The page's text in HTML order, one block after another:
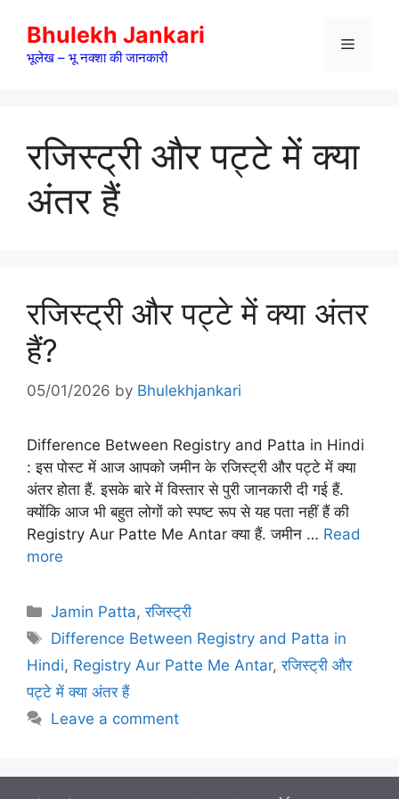
content
Bhulekh Jankari
भूलेख – भू नक्शा की जानकारी
Menu
रजिस्ट्री और पट्टे में क्या
अंतर हैं
रजिस्ट्री और पट्टे में क्या अंतर
हैं?
05/01/2026 by Bhulekhjankari
Difference Between Registry and Patta in Hindi
: इस पोस्ट में आज आपको जमीन के रजिस्ट्री और पट्टे में क्या
अंतर होता हैं. इसके बारे में विस्तार से पुरी जानकारी दी गई हैं.
क्योंकि आज भी बहुत लोगों को स्पष्ट रूप से यह पता नहीं हैं की
Registry Aur Patte Me Antar क्या हैं. जमीन … Read
more
Categories
Jamin Patta,रजिस्ट्री
Tags
Difference Between Registry and Patta in
Hindi, Registry Aur Patte Me Antar,रजिस्ट्री और
पट्टे में क्या अंतर हैं
Leave a comment